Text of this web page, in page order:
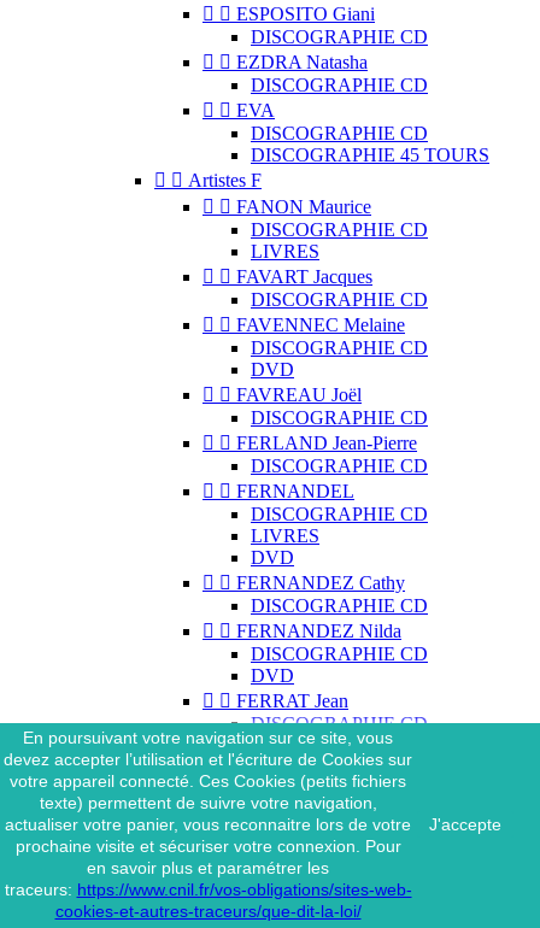
  ESPOSITO Giani
DISCOGRAPHIE CD
  EZDRA Natasha
DISCOGRAPHIE CD
  EVA
DISCOGRAPHIE CD
DISCOGRAPHIE 45 TOURS
  Artistes F
  FANON Maurice
DISCOGRAPHIE CD
LIVRES
  FAVART Jacques
DISCOGRAPHIE CD
  FAVENNEC Melaine
DISCOGRAPHIE CD
DVD
  FAVREAU Joël
DISCOGRAPHIE CD
  FERLAND Jean-Pierre
DISCOGRAPHIE CD
  FERNANDEL
DISCOGRAPHIE CD
LIVRES
DVD
  FERNANDEZ Cathy
DISCOGRAPHIE CD
  FERNANDEZ Nilda
DISCOGRAPHIE CD
DVD
  FERRAT Jean
DISCOGRAPHIE CD
DISCOGRAPHIE 45 TOURS
DISCOGRAPHIE 33 TOURS
DVD
MAGAZINE
  FERRAT Jean & SES
INTERPRÈTES
DISCOGRAPHIE CD
  FERRÉ Léo
En poursuivant votre navigation sur ce site, vous
devez accepter l’utilisation et l'écriture de Cookies sur
votre appareil connecté. Ces Cookies (petits fichiers
texte) permettent de suivre votre navigation,
actualiser votre panier, vous reconnaitre lors de votre
prochaine visite et sécuriser votre connexion. Pour
en savoir plus et paramétrer les
traceurs: https://www.cnil.fr/vos-obligations/sites-web-
cookies-et-autres-traceurs/que-dit-la-loi/
J'accepte